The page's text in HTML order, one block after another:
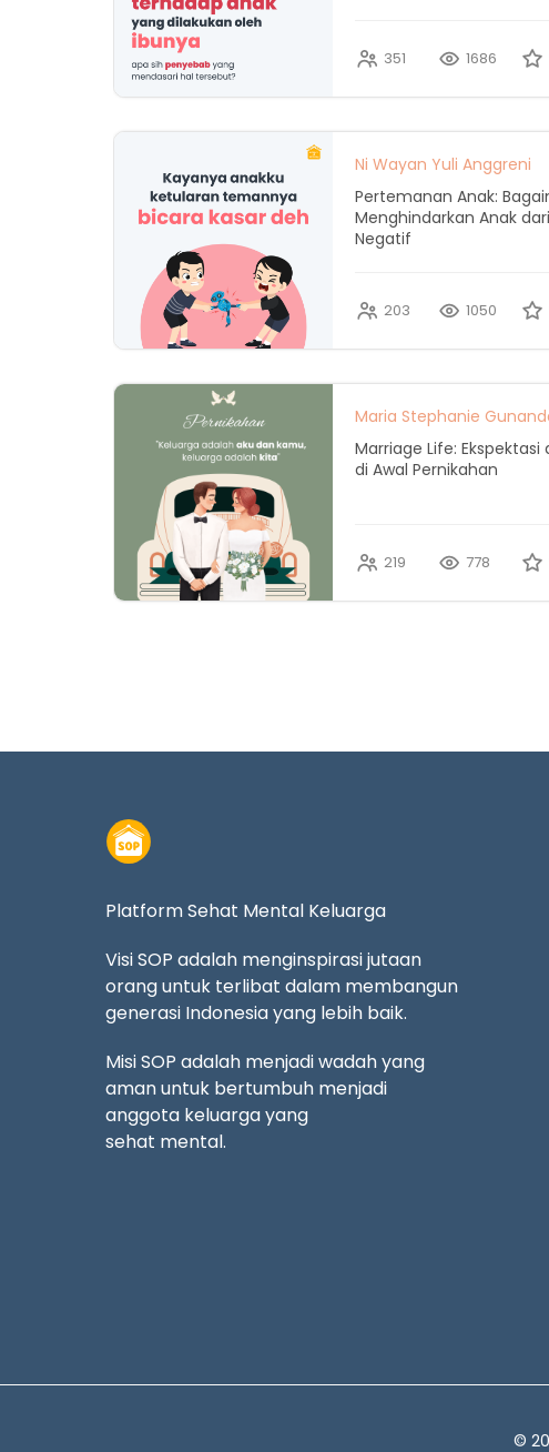
351 1686
Ni Wayan Yuli Anggreni
Pertemanan Anak:
Menghindarkan Anak
Negatif
203 1050
Maria Stephanie
Marriage Life: Ekspektasi
di Awal Pernikahan
219 778
Platform Sehat Mental Keluarga
Visi SOP adalah menginspirasi jutaan
orang untuk terlibat dalam membangun
generasi Indonesia yang lebih baik.
Misi SOP adalah menjadi wadah yang
aman untuk bertumbuh menjadi
anggota keluarga yang
sehat mental.
©